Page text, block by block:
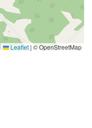
Leaflet | © OpenStreetMap